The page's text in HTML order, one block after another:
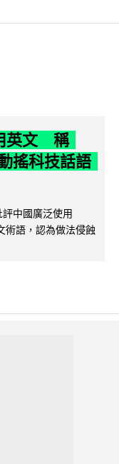
英文 稱
搖科技話語
中國廣泛使用
術語，認為做法侵蝕